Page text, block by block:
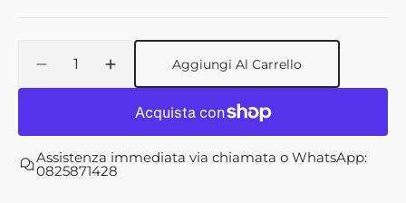
Diminuisci
quantità
PER
3°PUNTO
Aumenta
quantità
PER
3°PUNTO
Aggiungi Al Carrello
Assistenza immediata via chiamata o WhatsApp:
0825871428